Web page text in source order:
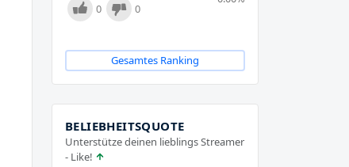
0 0
Gesamtes Ranking
BELIEBHEITSQUOTE
Unterstütze deinen lieblings Streamer
- Like!